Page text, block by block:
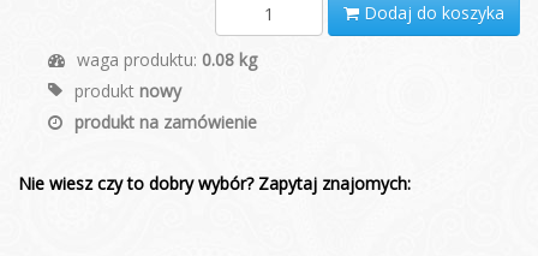
Dodaj do koszyka
waga produktu: 0.08 kg
produkt nowy
produkt na zamówienie
Nie wiesz czy to dobry wybór? Zapytaj znajomych: